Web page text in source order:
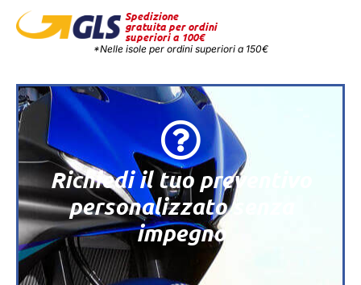
Spedizione
gratuita per ordini
superiori a 100€
*Nelle isole per ordini superiori a 150€
Richiedi il tuo preventivo
personalizzato senza
impegno